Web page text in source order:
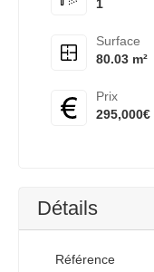
1
Surface
80.03 m²
Prix
295,000€
Détails
Référence